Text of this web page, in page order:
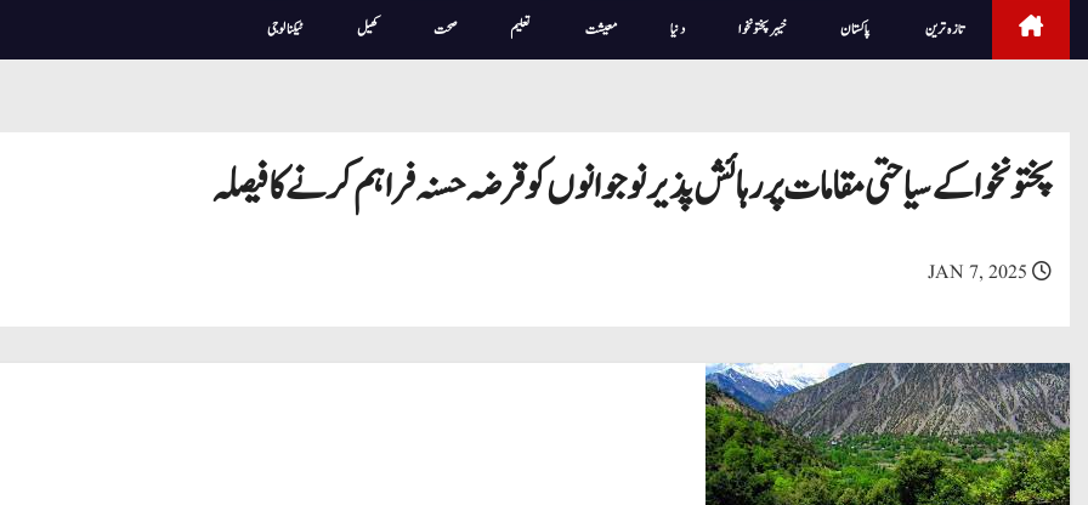
تازہ ترین پاکستان خیبرپختونخوا دنیا معیشت تعلیم صحت کھیل ٹیکنالوجی
پختونخوا کے سیاحتی مقامات پر رہائش پذیر نوجوانوں کو قرضہ حسنہ فراہم کرنے کا فیصلہ